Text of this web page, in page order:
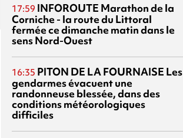
17:59 INFOROUTE Marathon de la
Corniche - la route du Littoral
fermée ce dimanche matin dans le
sens Nord-Ouest
16:35 PITON DE LA FOURNAISE Les
gendarmes évacuent une
randonneuse blessée, dans des
conditions météorologiques
difficiles